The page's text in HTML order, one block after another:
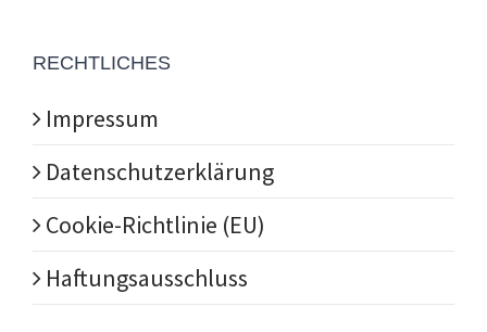
RECHTLICHES
Impressum
Datenschutzerklärung
Cookie-Richtlinie (EU)
Haftungsausschluss